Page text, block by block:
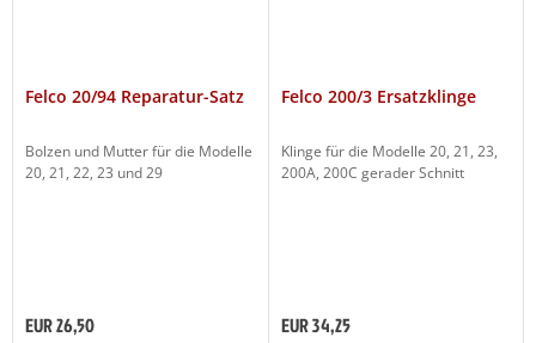
Felco 20/94 Reparatur-Satz
Bolzen und Mutter für die Modelle
20, 21, 22, 23 und 29
EUR 26,50
Felco 200/3 Ersatzklinge
Klinge für die Modelle 20, 21, 23,
200A, 200C gerader Schnitt
EUR 34,25